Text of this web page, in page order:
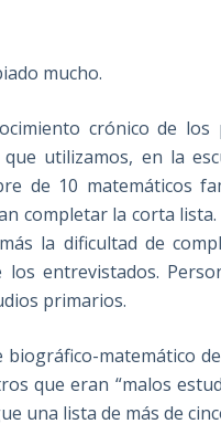
mucho.
crónico de los
utilizamos, en la
de 10 matemáticos
completar la corta
la dificultad de
entrevistados.
primarios.
matemático
que eran “malos
una lista de más de